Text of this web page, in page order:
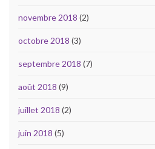
novembre 2018 (2)
octobre 2018 (3)
septembre 2018 (7)
août 2018 (9)
juillet 2018 (2)
juin 2018 (5)